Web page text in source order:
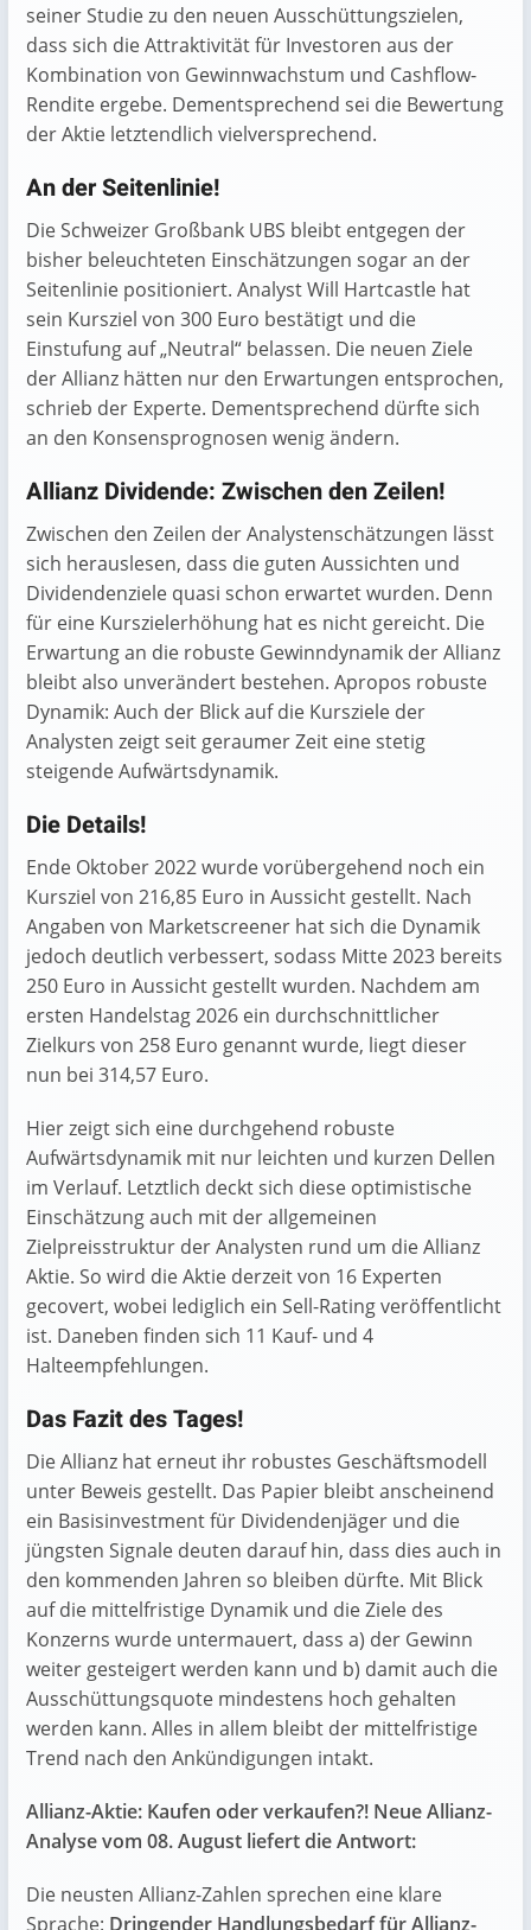
seiner Studie zu den neuen Ausschüttungszielen,
dass sich die Attraktivität für Investoren aus der
Kombination von Gewinnwachstum und Cashflow-
Rendite ergebe. Dementsprechend sei die Bewertung
der Aktie letztendlich vielversprechend.
An der Seitenlinie!
Die Schweizer Großbank UBS bleibt entgegen der
bisher beleuchteten Einschätzungen sogar an der
Seitenlinie positioniert. Analyst Will Hartcastle hat
sein Kursziel von 300 Euro bestätigt und die
Einstufung auf „Neutral“ belassen. Die neuen Ziele
der Allianz hätten nur den Erwartungen entsprochen,
schrieb der Experte. Dementsprechend dürfte sich
an den Konsensprognosen wenig ändern.
Allianz Dividende: Zwischen den Zeilen!
Zwischen den Zeilen der Analystenschätzungen lässt
sich herauslesen, dass die guten Aussichten und
Dividendenziele quasi schon erwartet wurden. Denn
für eine Kurszielerhöhung hat es nicht gereicht. Die
Erwartung an die robuste Gewinndynamik der Allianz
bleibt also unverändert bestehen. Apropos robuste
Dynamik: Auch der Blick auf die Kursziele der
Analysten zeigt seit geraumer Zeit eine stetig
steigende Aufwärtsdynamik.
Die Details!
Ende Oktober 2022 wurde vorübergehend noch ein
Kursziel von 216,85 Euro in Aussicht gestellt. Nach
Angaben von Marketscreener hat sich die Dynamik
jedoch deutlich verbessert, sodass Mitte 2023 bereits
250 Euro in Aussicht gestellt wurden. Nachdem am
ersten Handelstag 2026 ein durchschnittlicher
Zielkurs von 258 Euro genannt wurde, liegt dieser
nun bei 314,57 Euro.
Hier zeigt sich eine durchgehend robuste
Aufwärtsdynamik mit nur leichten und kurzen Dellen
im Verlauf. Letztlich deckt sich diese optimistische
Einschätzung auch mit der allgemeinen
Zielpreisstruktur der Analysten rund um die Allianz
Aktie. So wird die Aktie derzeit von 16 Experten
gecovert, wobei lediglich ein Sell-Rating veröffentlicht
ist. Daneben finden sich 11 Kauf- und 4
Halteempfehlungen.
Das Fazit des Tages!
Die Allianz hat erneut ihr robustes Geschäftsmodell
unter Beweis gestellt. Das Papier bleibt anscheinend
ein Basisinvestment für Dividendenjäger und die
jüngsten Signale deuten darauf hin, dass dies auch in
den kommenden Jahren so bleiben dürfte. Mit Blick
auf die mittelfristige Dynamik und die Ziele des
Konzerns wurde untermauert, dass a) der Gewinn
weiter gesteigert werden kann und b) damit auch die
Ausschüttungsquote mindestens hoch gehalten
werden kann. Alles in allem bleibt der mittelfristige
Trend nach den Ankündigungen intakt.
Allianz-Aktie: Kaufen oder verkaufen?! Neue Allianz-
Analyse vom 08. August liefert die Antwort:
Die neusten Allianz-Zahlen sprechen eine klare
Sprache: Dringender Handlungsbedarf für Allianz-